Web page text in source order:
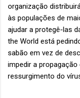
organização
às populações de
ajudar a protegê-las
the World está
sabão em vez de
impedir a
ressurgimento do